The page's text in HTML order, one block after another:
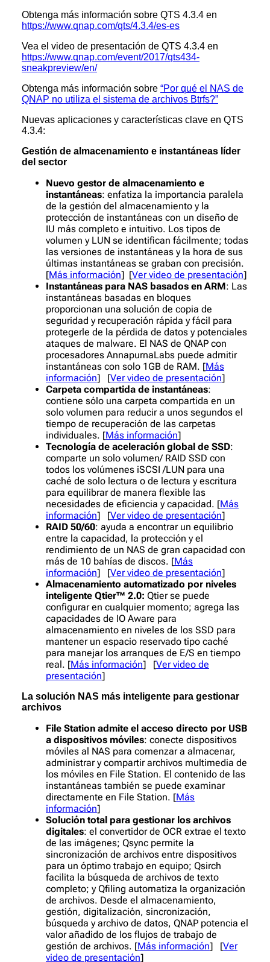
Obtenga más información sobre QTS 4.3.4 en
https://www.qnap.com/qts/4.3.4/es-es
Vea el video de presentación de QTS 4.3.4 en
https://www.qnap.com/event/2017/qts434-
sneakpreview/en/
Obtenga más información sobre “Por qué el NAS de
QNAP no utiliza el sistema de archivos Btrfs?”
Nuevas aplicaciones y características clave en QTS
4.3.4:
Gestión de almacenamiento e instantáneas líder
del sector
Nuevo gestor de almacenamiento e
instantáneas: enfatiza la importancia paralela
de la gestión del almacenamiento y la
protección de instantáneas con un diseño de
IU más completo e intuitivo. Los tipos de
volumen y LUN se identifican fácilmente; todas
las versiones de instantáneas y la hora de sus
últimas instantáneas se graban con precisión.
[Más información] [Ver video de presentación]
Instantáneas para NAS basados en ARM: Las
instantáneas basadas en bloques
proporcionan una solución de copia de
seguridad y recuperación rápida y fácil para
protegerle de la pérdida de datos y potenciales
ataques de malware. El NAS de QNAP con
procesadores AnnapurnaLabs puede admitir
instantáneas con solo 1GB de RAM. [Más
información] [Ver video de presentación]
Carpeta compartida de instantáneas:
contiene sólo una carpeta compartida en un
solo volumen para reducir a unos segundos el
tiempo de recuperación de las carpetas
individuales. [Más información]
Tecnología de aceleración global de SSD:
comparte un solo volumen/ RAID SSD con
todos los volúmenes iSCSI /LUN para una
caché de solo lectura o de lectura y escritura
para equilibrar de manera flexible las
necesidades de eficiencia y capacidad. [Más
información] [Ver video de presentación]
RAID 50/60: ayuda a encontrar un equilibrio
entre la capacidad, la protección y el
rendimiento de un NAS de gran capacidad con
más de 10 bahías de discos. [Más
información] [Ver video de presentación]
Almacenamiento automatizado por niveles
inteligente Qtier™ 2.0: Qtier se puede
configurar en cualquier momento; agrega las
capacidades de IO Aware para
almacenamiento en niveles de los SSD para
mantener un espacio reservado tipo caché
para manejar los arranques de E/S en tiempo
real. [Más información] [Ver video de
presentación]
La solución NAS más inteligente para gestionar
archivos
File Station admite el acceso directo por USB
a dispositivos móviles: conecte dispositivos
móviles al NAS para comenzar a almacenar,
administrar y compartir archivos multimedia de
los móviles en File Station. El contenido de las
instantáneas también se puede examinar
directamente en File Station. [Más
información]
Solución total para gestionar los archivos
digitales: el convertidor de OCR extrae el texto
de las imágenes; Qsync permite la
sincronización de archivos entre dispositivos
para un óptimo trabajo en equipo; Qsirch
facilita la búsqueda de archivos de texto
completo; y Qfiling automatiza la organización
de archivos. Desde el almacenamiento,
gestión, digitalización, sincronización,
búsqueda y archivo de datos, QNAP potencia el
valor añadido de los flujos de trabajo de
gestión de archivos. [Más información] [Ver
video de presentación]